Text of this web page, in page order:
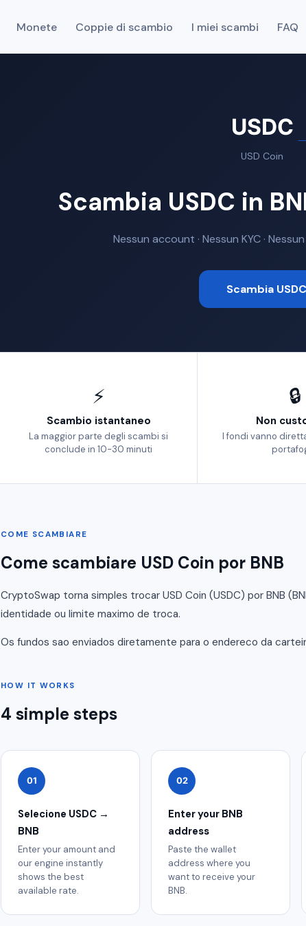
Monete Coppie di scambio I miei scambi FAQ
USDC
USD Coin
Scambia USDC in
Nessun account · Nessun KYC ·
Scambia
⚡
Scambio istantaneo
La maggior parte degli scambi si
conclude in 10-30 minuti
🔒
Non
I fondi vanno
COME SCAMBIARE
Come scambiare USD Coin por BNB
CryptoSwap torna simples trocar USD Coin (USDC) por BNB
identidade ou limite maximo de troca.
Os fundos sao enviados diretamente para o endereco da
HOW IT WORKS
4 simple steps
01
Selecione USDC →
BNB
Enter your amount and
our engine instantly
shows the best
available rate.
02
Enter your BNB
address
Paste the wallet
address where you
want to receive your
BNB.